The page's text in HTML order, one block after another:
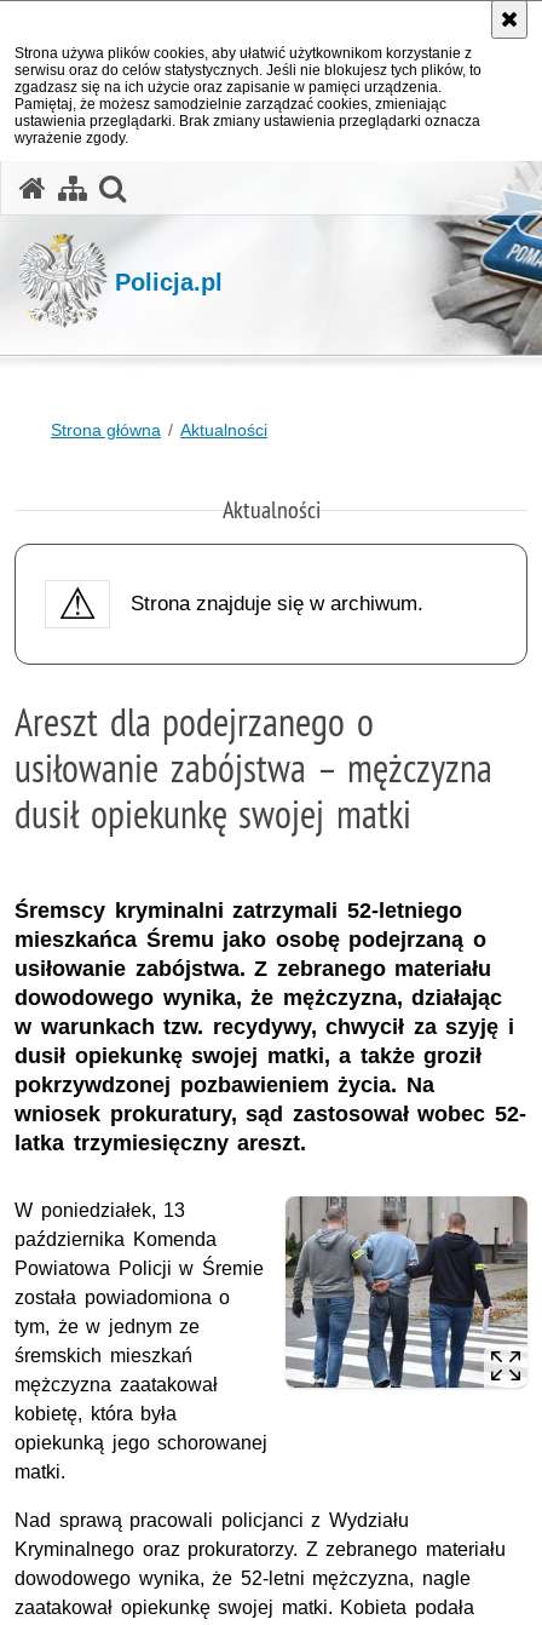
Strona używa plików cookies, aby ułatwić użytkownikom korzystanie z
serwisu oraz do celów statystycznych. Jeśli nie blokujesz tych plików, to
zgadzasz się na ich użycie oraz zapisanie w pamięci urządzenia.
Pamiętaj, że możesz samodzielnie zarządzać cookies, zmieniając
ustawienia przeglądarki. Brak zmiany ustawienia przeglądarki oznacza
wyrażenie zgody.
Policja.pl
Strona główna Aktualności
Aktualności
Strona znajduje się w archiwum.
Areszt dla podejrzanego o
usiłowanie zabójstwa – mężczyzna
dusił opiekunkę swojej matki
Śremscy kryminalni zatrzymali 52-letniego
mieszkańca Śremu jako osobę podejrzaną o
usiłowanie zabójstwa. Z zebranego materiału
dowodowego wynika, że mężczyzna, działając
w warunkach tzw. recydywy, chwycił za szyję i
dusił opiekunkę swojej matki, a także groził
pokrzywdzonej pozbawieniem życia. Na
wniosek prokuratury, sąd zastosował wobec 52-
latka trzymiesięczny areszt.
W poniedziałek, 13
października Komenda
Powiatowa Policji w Śremie
została powiadomiona o
tym, że w jednym ze
śremskich mieszkań
mężczyzna zaatakował
kobietę, która była
opiekunką jego schorowanej
matki.
Nad sprawą pracowali policjanci z Wydziału
Kryminalnego oraz prokuratorzy. Z zebranego materiału
dowodowego wynika, że 52-letni mężczyzna, nagle
zaatakował opiekunkę swojej matki. Kobieta podała